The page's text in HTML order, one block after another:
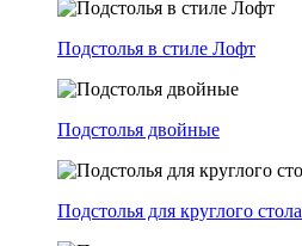
Подстолья в стиле Лофт
Подстолья двойные
Подстолья для круглого стола